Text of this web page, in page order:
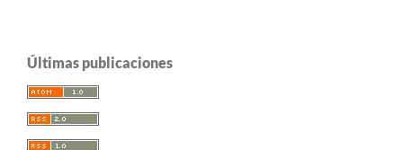
Últimas publicaciones